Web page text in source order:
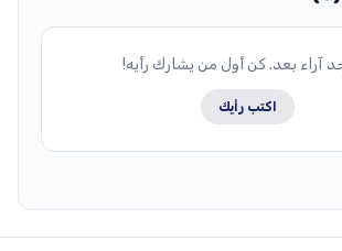
آراء بعد. كن أول من يشارك رأيه!
اكتب رأيك